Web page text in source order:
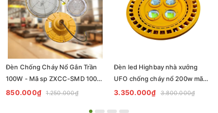
Đèn Chống Cháy Nổ Gắn Trần
100W - Mã sp ZXCC-SMD 100W
ZALAA
850.000₫ 1.250.000₫
Đèn led Highbay nhà xưởng
UFO chống cháy nổ 200w mã
ZHB200COB-CCN ZALAA
3.350.000₫ 3.800.000₫